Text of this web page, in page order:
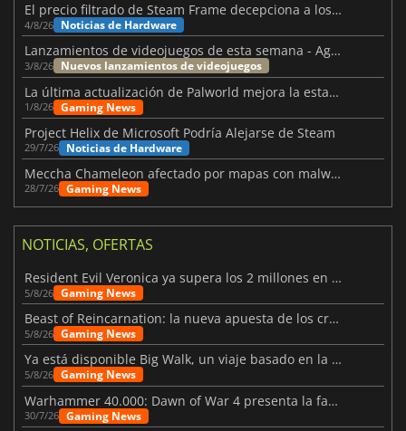
El precio filtrado de Steam Frame decepciona a los usuarios
4/8/26 Noticias de Hardware
Lanzamientos de videojuegos de esta semana - Agosto de 2026 (semana 32)
3/8/26 Nuevos lanzamientos de videojuegos
La última actualización de Palworld mejora la estabilidad
1/8/26 Gaming News
Project Helix de Microsoft Podría Alejarse de Steam
29/7/26 Noticias de Hardware
Meccha Chameleon afectado por mapas con malware y Discord
28/7/26 Gaming News
NOTICIAS, OFERTAS
Resident Evil Veronica ya supera los 2 millones en listas de deseados
5/8/26 Gaming News
Beast of Reincarnation: la nueva apuesta de los creadores de Pokémon
5/8/26 Gaming News
Ya está disponible Big Walk, un viaje basado en la amistad
5/8/26 Gaming News
Warhammer 40.000: Dawn of War 4 presenta la facción de los Necrones
30/7/26 Gaming News